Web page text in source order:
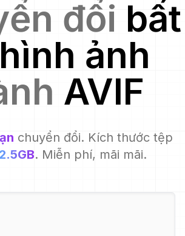
đổi bất
ảnh
AVIF
chuyển đổi. Kích thước tệp
2.5GB. Miễn phí, mãi mãi.